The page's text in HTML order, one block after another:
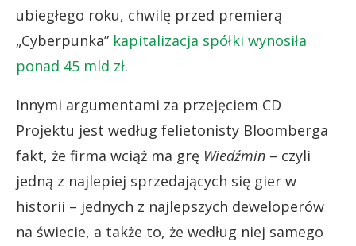
ubiegłego roku, chwilę przed premierą
„Cyberpunka” kapitalizacja spółki wynosiła
ponad 45 mld zł.
Innymi argumentami za przejęciem CD
Projektu jest według felietonisty Bloomberga
fakt, że firma wciąż ma grę Wiedźmin – czyli
jedną z najlepiej sprzedających się gier w
historii – jednych z najlepszych deweloperów
na świecie, a także to, że według niej samego